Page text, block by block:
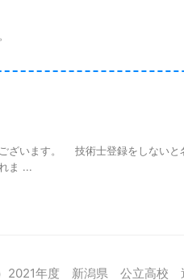
います。 技術士登録をしないと
ま ...
）2021年度 新潟県 公立高校